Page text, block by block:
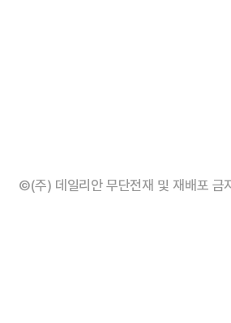
©(주) 데일리안 무단전재 및 재배포 금